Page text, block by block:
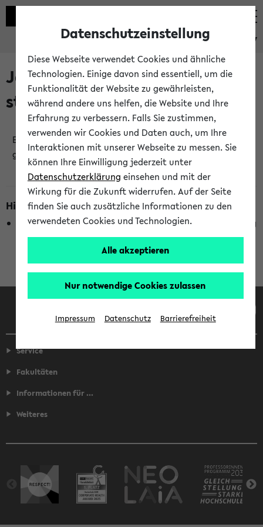
eKVV
Jetzt und in Kürze
stattfindende Veranstaltungen
Es wurden keine jetzt stattfindenden Veranstaltungen
gefunden!
Hinweise zur Liste
Die Anzeige ist semesterübergreifend und nicht abhängig
vom im eKVV gewählten Semester.
Facebook Instagram LinkedIn TikTok
Service
Fakultäten
Informationen für ...
Weiteres
Datenschutzeinstellung
Diese Webseite verwendet Cookies und ähnliche
Technologien. Einige davon sind essentiell, um die
Funktionalität der Website zu gewährleisten,
während andere uns helfen, die Website und Ihre
Erfahrung zu verbessern. Falls Sie zustimmen,
verwenden wir Cookies und Daten auch, um Ihre
Interaktionen mit unserer Webseite zu messen. Sie
können Ihre Einwilligung jederzeit unter
Datenschutzerklärung einsehen und mit der
Wirkung für die Zukunft widerrufen. Auf der Seite
finden Sie auch zusätzliche Informationen zu den
verwendeten Cookies und Technologien.
Alle akzeptieren
Nur notwendige Cookies zulassen
Impressum Datenschutz Barrierefreiheit